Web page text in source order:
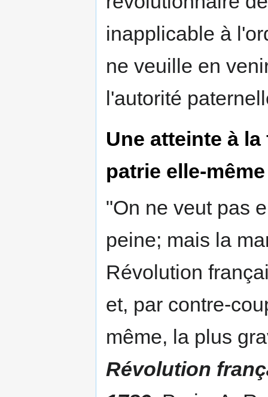
inapplicable à
ne veuille en
l'autorité
Une atteinte à
patrie elle-même
"On ne veut pas
peine; mais la
Révolution
et, par contre-
même, la plus
Révolution